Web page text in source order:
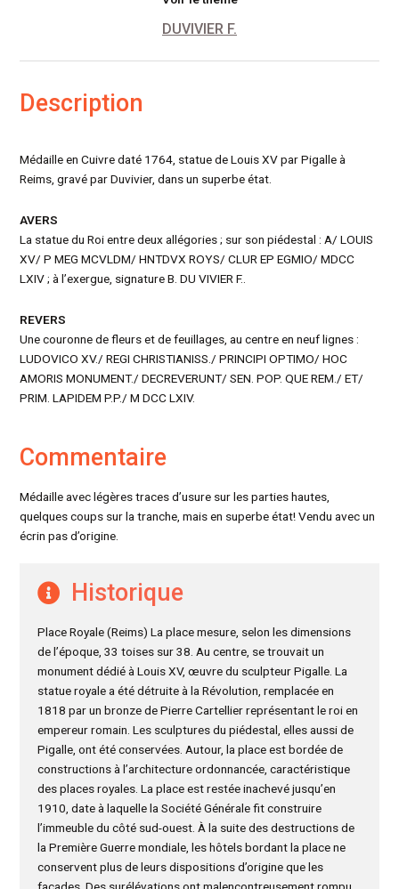
DUVIVIER F.
Description
Médaille en Cuivre daté 1764, statue de Louis XV par Pigalle à
Reims, gravé par Duvivier, dans un superbe état.
AVERS
La statue du Roi entre deux allégories ; sur son piédestal : A/ LOUIS
XV/ P MEG MCVLDM/ HNTDVX ROYS/ CLUR EP EGMIO/ MDCC
LXIV ; à l’exergue, signature B. DU VIVIER F..
REVERS
Une couronne de fleurs et de feuillages, au centre en neuf lignes :
LUDOVICO XV./ REGI CHRISTIANISS./ PRINCIPI OPTIMO/ HOC
AMORIS MONUMENT./ DECREVERUNT/ SEN. POP. QUE REM./ ET/
PRIM. LAPIDEM P.P./ M DCC LXIV.
Commentaire
Médaille avec légères traces d’usure sur les parties hautes,
quelques coups sur la tranche, mais en superbe état! Vendu avec un
écrin pas d’origine.
Historique
Place Royale (Reims) La place mesure, selon les dimensions
de l’époque, 33 toises sur 38. Au centre, se trouvait un
monument dédié à Louis XV, œuvre du sculpteur Pigalle. La
statue royale a été détruite à la Révolution, remplacée en
1818 par un bronze de Pierre Cartellier représentant le roi en
empereur romain. Les sculptures du piédestal, elles aussi de
Pigalle, ont été conservées. Autour, la place est bordée de
constructions à l’architecture ordonnancée, caractéristique
des places royales. La place est restée inachevé jusqu’en
1910, date à laquelle la Société Générale fit construire
l’immeuble du côté sud-ouest. À la suite des destructions de
la Première Guerre mondiale, les hôtels bordant la place ne
conservent plus de leurs dispositions d’origine que les